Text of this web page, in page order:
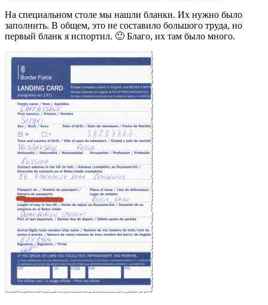
На специальном столе мы нашли бланки. Их нужно было
заполнить. В общем, это не составило большого труда, но
первый бланк я испортил. 🙂 Благо, их там было много.